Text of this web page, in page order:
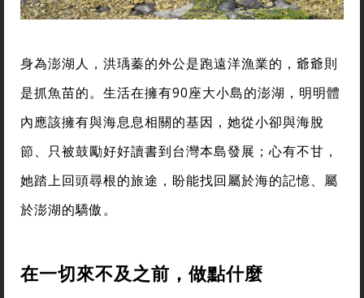
身為澎湖人，洪瑀蓁的外公是跑遠洋漁業的，爺爺則
是抓魚苗的。生活在擁有90座大小島的澎湖，明明體
內應該擁有與海息息相關的基因，她從小卻與海脫
節、只被鼓勵好好讀書到台灣本島發展；心有不甘，
她踏上回頭尋根的旅途，盼能找回屬於海的記憶、屬
於澎湖的驕傲。
在一切來不及之前，做點什麼